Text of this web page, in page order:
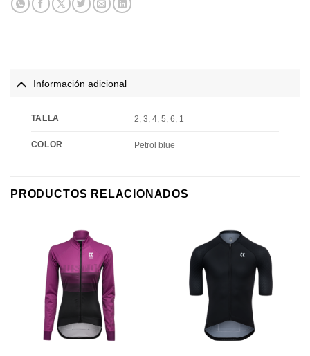
Información adicional
TALLA 2, 3, 4, 5, 6, 1
COLOR Petrol blue
PRODUCTOS RELACIONADOS